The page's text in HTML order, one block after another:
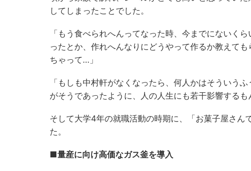
してしまったことでした。
「もう食べられへんってなった時、今までにないく
ったとか、作れへんなりにどうやって作るか教えて
ちゃって…」
「もしも中村軒がなくなったら、何人かはそういう
がそうであったように、人の人生にも若干影響するも
そして大学4年の就職活動の時期に、「お菓子屋さん
た。
■量産に向け高価なガス釜を導入